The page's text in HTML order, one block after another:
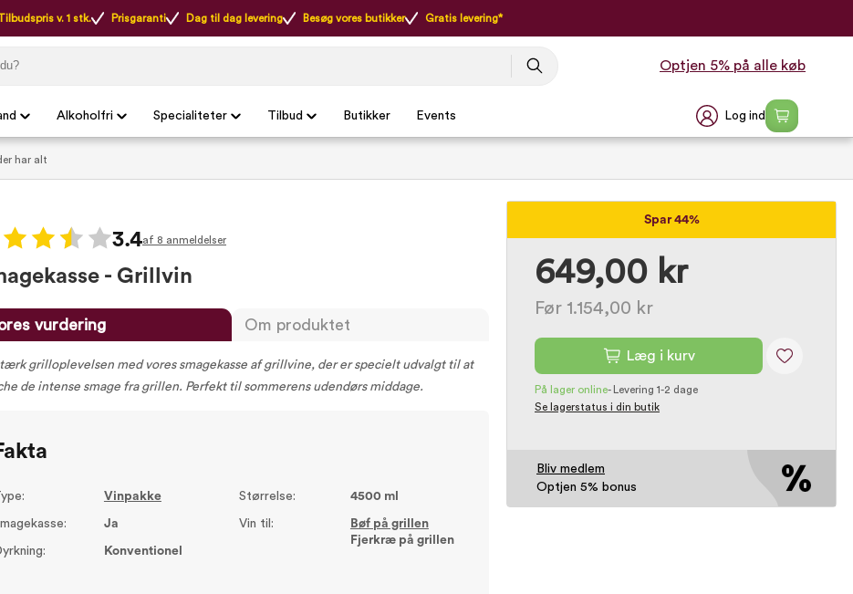
v. 1 stk. Prisgaranti Dag til dag levering Besøg vores butikker Gratis levering*
Optjen 5% på alle køb
Alkoholfri Specialiteter Tilbud Butikker Events Log ind
har alt
Spar 44%
649,00 kr
Før 1.154,00 kr
Læg i kurv
På lager online-
Levering 1-2 dage
Se lagerstatus i din butik
Bliv medlem
Optjen 5% bonus
3.4af 8 anmeldelser
- Grillvin
vurdering Om produktet
grilloplevelsen med vores smagekasse af grillvine, der er specielt udvalgt til at
de intense smage fra grillen. Perfekt til sommerens udendørs middage.
Vinpakke
Ja
Konventionel
Størrelse: 4500 ml
Vin til:
Bøf på grillen
Fjerkræ på grillen